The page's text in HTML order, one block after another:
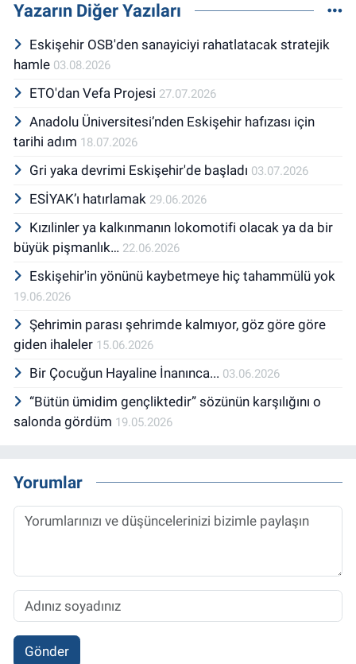
Yazarın Diğer Yazıları
Eskişehir OSB'den sanayiciyi rahatlatacak stratejik
hamle 03.08.2026
ETO'dan Vefa Projesi 27.07.2026
Anadolu Üniversitesi’nden Eskişehir hafızası için
tarihi adım 18.07.2026
Gri yaka devrimi Eskişehir'de başladı 03.07.2026
ESİYAK’ı hatırlamak 29.06.2026
Kızılinler ya kalkınmanın lokomotifi olacak ya da bir
büyük pişmanlık… 22.06.2026
Eskişehir'in yönünü kaybetmeye hiç tahammülü yok
19.06.2026
Şehrimin parası şehrimde kalmıyor, göz göre göre
giden ihaleler 15.06.2026
Bir Çocuğun Hayaline İnanınca... 03.06.2026
“Bütün ümidim gençliktedir” sözünün karşılığını o
salonda gördüm 19.05.2026
Yorumlar
Gönder